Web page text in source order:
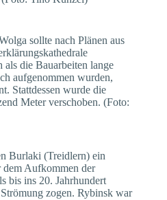
sollte nach Plänen aus
als die Bauarbeiten lange
aufgenommen wurden,
Stattdessen wurde die
Meter verschoben. (Foto:
Burlaki (Treidlern) ein
dem Aufkommen der
bis ins 20. Jahrhundert
zogen. Rybinsk war